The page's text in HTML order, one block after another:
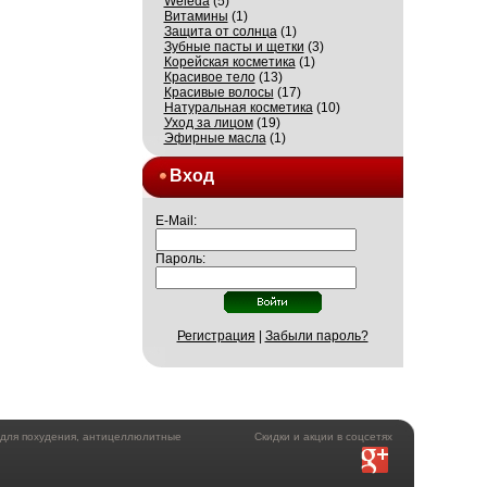
Витамины (1)
Защита от солнца(1)
Зубные пасты и щетки (3)
Корейская косметика(1)
Красивое тело(13)
Красивые волосы (17)
Натуральная косметика(10)
Уход за лицом(19)
Эфирные масла(1)
Вход
E-Mail:
Пароль:
Регистрация Забыли пароль?
Скидки и акции в соцсетях
похудения, антицеллюлитные